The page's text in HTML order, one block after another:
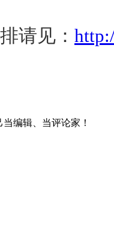
请见：
编辑、当评论家！